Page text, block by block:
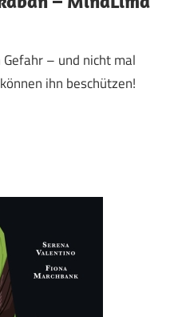
– und nicht mal
ihn beschützen!